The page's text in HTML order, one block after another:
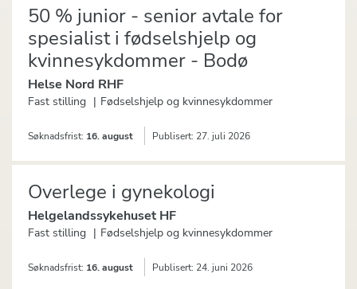
50 % junior - senior avtale for
spesialist i fødselshjelp og
kvinnesykdommer - Bodø
Helse Nord RHF
Fast stilling Fødselshjelp og kvinnesykdommer
Søknadsfrist: 16. august Publisert: 27. juli 2026
Overlege i gynekologi
Helgelandssykehuset HF
Fast stilling Fødselshjelp og kvinnesykdommer
Søknadsfrist: 16. august Publisert: 24. juni 2026